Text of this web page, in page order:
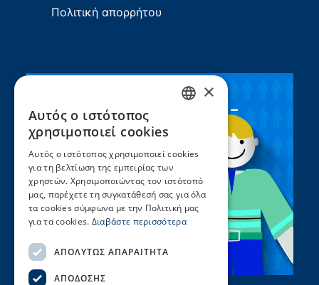
Πολιτική απορρήτου
Συνεργασία ΣEEN –
UNICEF
×
Αυτός ο ιστότοπος
χρησιμοποιεί cookies
Αυτός ο ιστότοπος χρησιμοποιεί cookies
για τη βελτίωση της εμπειρίας των
χρηστών. Χρησιμοποιώντας τον ιστότοπό
μας, παρέχετε τη συγκατάθεσή σας για όλα
τα cookies σύμφωνα με την Πολιτική μας
για τα cookies. Διαβάστε περισσότερα
ΑΠΟΛΎΤΩΣ ΑΠΑΡΑΊΤΗΤΑ
ΑΠΌΔΟΣΗΣ